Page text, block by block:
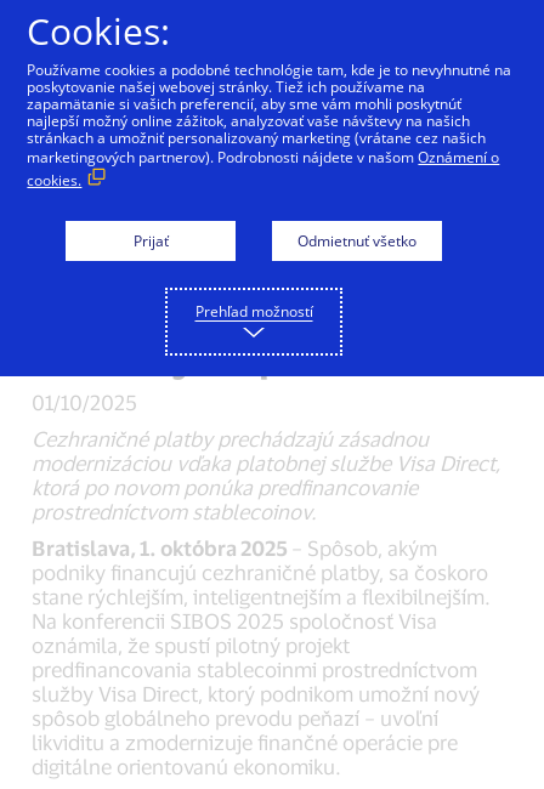
Visa Direct využíva
stablecoiny na
rýchlejšie
financovanie
firemných platieb
01/10/2025
Cezhraničné platby prechádzajú zásadnou
modernizáciou vďaka platobnej službe Visa Direct,
ktorá po novom ponúka predfinancovanie
prostredníctvom stablecoinov.
Bratislava, 1. októbra 2025 – Spôsob, akým
podniky financujú cezhraničné platby, sa čoskoro
stane rýchlejším, inteligentnejším a flexibilnejším.
Na konferencii SIBOS 2025 spoločnosť Visa
oznámila, že spustí pilotný projekt
predfinancovania stablecoinmi prostredníctvom
služby Visa Direct, ktorý podnikom umožní nový
spôsob globálneho prevodu peňazí – uvoľní
likviditu a zmodernizuje finančné operácie pre
digitálne orientovanú ekonomiku.
Cookies:
Používame cookies a podobné technológie tam, kde je to nevyhnutné na
poskytovanie našej webovej stránky. Tiež ich používame na
zapamätanie si vašich preferencií, aby sme vám mohli poskytnúť
najlepší možný online zážitok, analyzovať vaše návštevy na našich
stránkach a umožniť personalizovaný marketing (vrátane cez našich
marketingových partnerov). Podrobnosti nájdete v našomOznámení o
cookies.
Prijať Odmietnuť všetko
Prehľad možností